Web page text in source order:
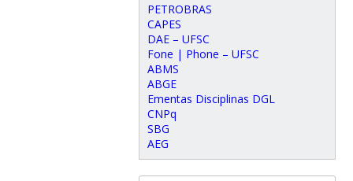
PETROBRAS
CAPES
DAE – UFSC
Fone | Phone – UFSC
ABMS
ABGE
Ementas Disciplinas DGL
CNPq
SBG
AEG